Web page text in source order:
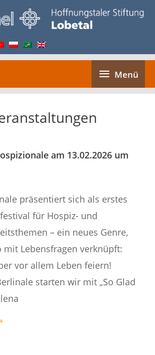
Menü
Menü
am 13.02.2026 um
präsentiert sich als erstes
für Hospiz- und
– ein neues Genre,
mit Lebensfragen verknüpft:
vor allem Leben feiern!
starten wir mit „So Glad
PagePage